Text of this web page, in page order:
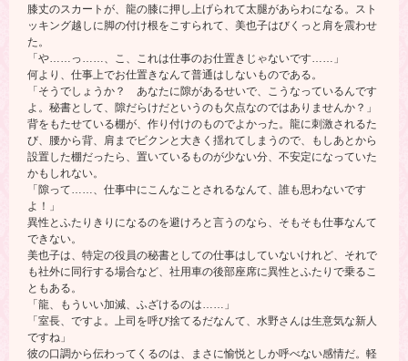
膝丈のスカートが、龍の膝に押し上げられて太腿があらわになる。スト
ッキング越しに脚の付け根をこすられて、美也子はびくっと肩を震わせ
た。
「や……っ……、こ、これは仕事のお仕置きじゃないです……」
何より、仕事上でお仕置きなんて普通はしないものである。
「そうでしょうか？ あなたに隙があるせいで、こうなっているんです
よ。秘書として、隙だらけだというのも欠点なのではありませんか？」
背をもたせている棚が、作り付けのものでよかった。龍に刺激されるた
び、腰から背、肩までビクンと大きく揺れてしまうので、もしあとから
設置した棚だったら、置いているものが少ない分、不安定になっていた
かもしれない。
「隙って……、仕事中にこんなことされるなんて、誰も思わないです
よ！」
異性とふたりきりになるのを避けろと言うのなら、そもそも仕事なんて
できない。
美也子は、特定の役員の秘書としての仕事はしていないけれど、それで
も社外に同行する場合など、社用車の後部座席に異性とふたりで乗るこ
ともある。
「龍、もういい加減、ふざけるのは……」
「室長、ですよ。上司を呼び捨てるだなんて、水野さんは生意気な新人
ですね」
彼の口調から伝わってくるのは、まさに愉悦としか呼べない感情だ。軽